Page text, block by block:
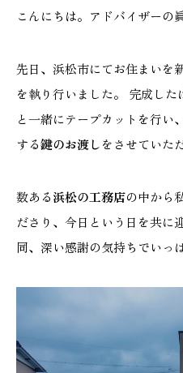
ACCESS MAP
プライバシーポリシー
053-488-5127
10:00〜19:00 水曜定休
こんにちは。アドバイザーの
先日、浜松市にてお住まいを
を執り行いました。 完成し
と一緒にテープカットを行い
する鍵のお渡しをさせていた
数ある浜松の工務店の中から
ださり、今日という日を共に
同、深い感謝の気持ちでいっ